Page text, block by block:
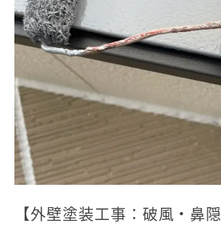
【外壁塗装工事：破風・鼻